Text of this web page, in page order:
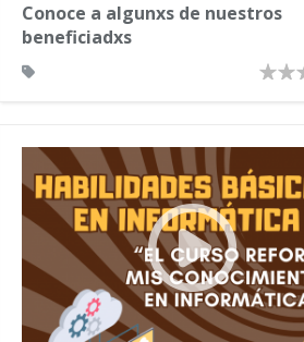
Conoce a algunxs de nuestros
beneficiadxs